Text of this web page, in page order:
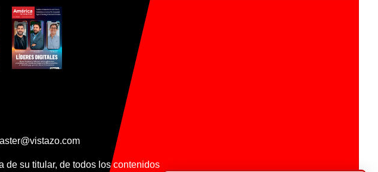
de su titular, de todos los contenidos